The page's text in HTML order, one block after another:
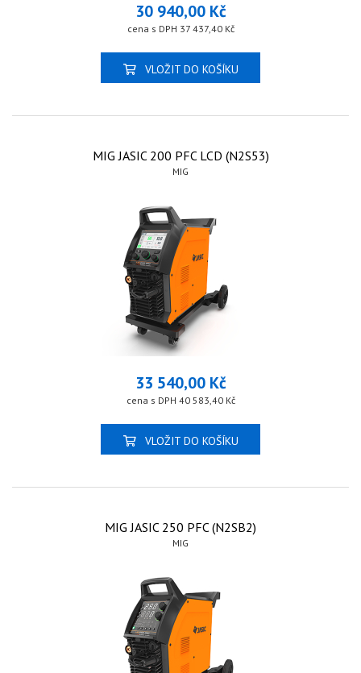
30 940,00 Kč
cena s DPH 37 437,40 Kč
VLOŽIT DO KOŠÍKU
MIG JASIC 200 PFC LCD (N2S53)
MIG
33 540,00 Kč
cena s DPH 40 583,40 Kč
VLOŽIT DO KOŠÍKU
MIG JASIC 250 PFC (N2SB2)
MIG